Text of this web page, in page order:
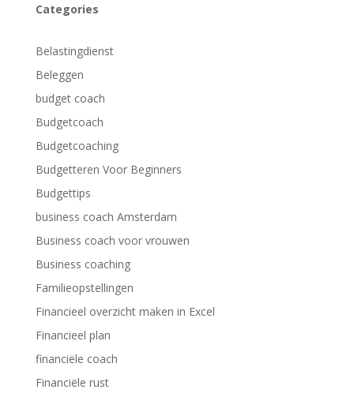
Categories
Belastingdienst
Beleggen
budget coach
Budgetcoach
Budgetcoaching
Budgetteren Voor Beginners
Budgettips
business coach Amsterdam
Business coach voor vrouwen
Business coaching
Familieopstellingen
Financieel overzicht maken in Excel
Financieel plan
financiële coach
Financiële rust